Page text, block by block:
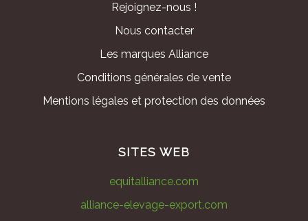
Rejoignez-nous !
Nous contacter
Les marques Alliance
Conditions générales de vente
Mentions légales et protection des données
SITES WEB
equitalliance.com
alliance-elevage-export.com